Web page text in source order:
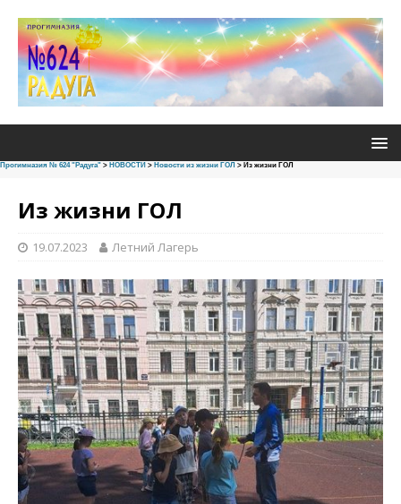
Прогимназия № 624 "Радуга" > НОВОСТИ > Новости из жизни ГОЛ > Из жизни ГОЛ
Из жизни ГОЛ
19.07.2023 Летний Лагерь